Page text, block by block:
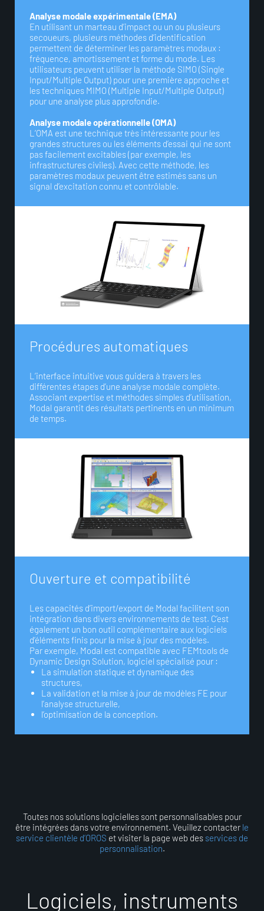
Analyse modale expérimentale (EMA)
En utilisant un marteau d’impact ou un ou plusieurs
secoueurs, plusieurs méthodes d’identification
permettent de déterminer les paramètres modaux :
fréquence, amortissement et forme du mode. Les
utilisateurs peuvent utiliser la méthode SIMO (Single
Input/Multiple Output) pour une première approche et
les techniques MIMO (Multiple Input/Multiple Output)
pour une analyse plus approfondie.
Analyse modale opérationnelle (OMA)
L’OMA est une technique très intéressante pour les
grandes structures ou les éléments d’essai qui ne sont
pas facilement excitables (par exemple, les
infrastructures civiles). Avec cette méthode, les
paramètres modaux peuvent être estimés sans un
signal d’excitation connu et contrôlable.
Procédures automatiques
L’interface intuitive vous guidera à travers les
différentes étapes d’une analyse modale complète.
Associant expertise et méthodes simples d’utilisation,
Modal garantit des résultats pertinents en un minimum
de temps.
Ouverture et compatibilité
Les capacités d’import/export de Modal facilitent son
intégration dans divers environnements de test. C’est
également un bon outil complémentaire aux logiciels
d’éléments finis pour la mise à jour des modèles.
Par exemple, Modal est compatible avec FEMtools de
Dynamic Design Solution, logiciel spécialisé pour :
La simulation statique et dynamique des
structures,
La validation et la mise à jour de modèles FE pour
l’analyse structurelle,
l’optimisation de la conception.
Toutes nos solutions logicielles sont personnalisables pour
être intégrées dans votre environnement. Veuillez contacter le
service clientèle d’OROS et visiter la page web des services de
personnalisation.
L ogiciels, instruments